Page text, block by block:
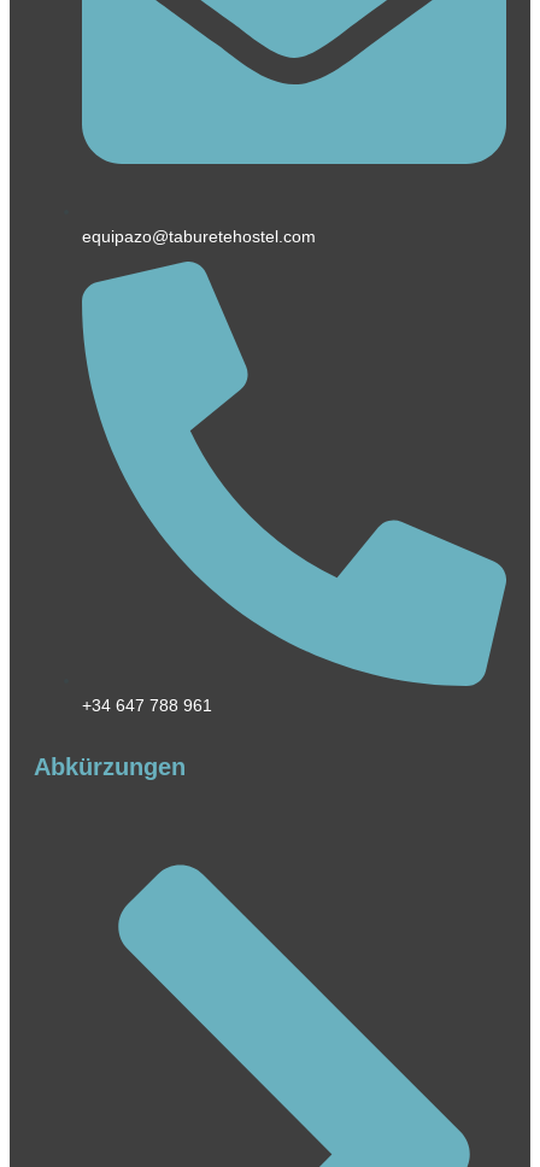
equipazo@taburetehostel.com
+34 647 788 961
Abkürzungen